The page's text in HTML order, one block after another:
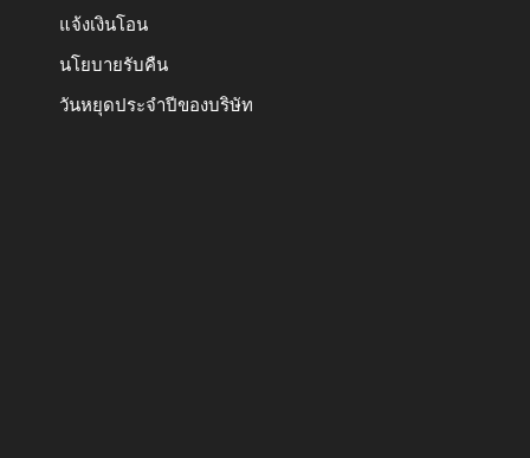
แจ้งเงินโอน
นโยบายรับคืน
วันหยุดประจำปีของบริษัท